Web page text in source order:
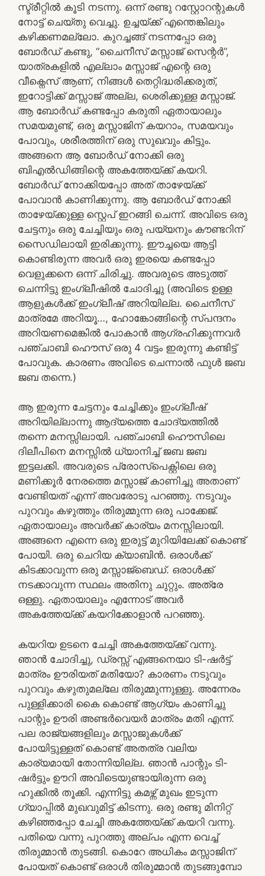
സ്ട്രീറ്റിൽ കൂടി നടന്നു. ഒന്ന് രണ്ടു റസ്റ്റോറന്റുകൾ
നോട്ട് ചെയ്തു വെച്ചു. ഉച്ചയ്ക്ക് എന്തെങ്കിലും
കഴിക്കണമല്ലോ. കുറച്ചങ്ങ് നടന്നപ്പോ ഒരു
ബോർഡ് കണ്ടു, “ചൈനീസ് മസ്സാജ് സെന്റർ”,
യാത്രകളിൽ എല്ലാം മസ്സാജ് എന്റെ ഒരു
വീക്നെസ് ആണ്, നിങ്ങൾ തെറ്റിദ്ധരിക്കരുത്,
ഇറോട്ടിക്ക് മസ്സാജ് അല്ല, ശെരിക്കുള്ള മസ്സാജ്.
ആ ബോർഡ് കണ്ടപ്പോ കരുതി ഏതായാലും
സമയമുണ്ട്, ഒരു മസ്സാജിന് കയറാം, സമയവും
പോവും, ശരീരത്തിന് ഒരു സുഖവും കിട്ടും.
അങ്ങനെ ആ ബോർഡ് നോക്കി ഒരു
ബിഎൽഡിങ്ങിന്റെ അകത്തേയ്ക്ക് കയറി.
ബോർഡ് നോക്കിയപ്പോ അത് താഴേയ്ക്ക്
പോവാൻ കാണിക്കുന്നു. ആ ബോർഡ് നോക്കി
താഴേയ്ക്കുള്ള സ്റ്റെപ് ഇറങ്ങി ചെന്ന്. അവിടെ ഒരു
ചേട്ടനും ഒരു ചേച്ചിയും ഒരു പയ്യനും കൗണ്ടറിന്
സൈഡിലായി ഇരിക്കുന്നു. ഈച്ചയെ ആട്ടി
കൊണ്ടിരുന്ന അവർ ഒരു ഇരയെ കണ്ടപ്പോ
വെളുക്കനെ ഒന്ന് ചിരിച്ചു. അവരുടെ അടുത്ത്
ചെന്നിട്ടു ഇംഗ്ലീഷിൽ ചോദിച്ചു (അവിടെ ഉള്ള
ആളുകൾക്ക് ഇംഗ്ലീഷ് അറിയില്ല. ചൈനീസ്
മാത്രമേ അറിയൂ…, ഹോങ്കോങ്ങിന്റെ സ്പന്ദനം
അറിയണമെങ്കിൽ പോകാൻ ആഗ്രഹിക്കുന്നവർ
പഞ്ചാബി ഹൌസ് ഒരു 4 വട്ടം ഇരുന്നു കണ്ടിട്ട്
പോവുക. കാരണം അവിടെ ചെന്നാൽ ഫുൾ ജബ
ജബ തന്നെ.)
ആ ഇരുന്ന ചേട്ടനും ചേച്ചിക്കും ഇംഗ്ലീഷ്
അറിയില്ലാന്നു ആദ്യത്തെ ചോദ്യത്തിൽ
തന്നെ മനസ്സിലായി. പഞ്ചാബി ഹൌസിലെ
ദിലീപിനെ മനസ്സിൽ ധ്യാനിച്ച് ജബ ജബ
ഇട്ടലക്കി. അവരുടെ പ്രോസ്‌പെക്റ്റിലെ ഒരു
മണിക്കൂർ നേരത്തെ മസ്സാജ് കാണിച്ചു അതാണ്
വേണ്ടിയത് എന്ന് അവരോടു പറഞ്ഞു. നടുവും
പുറവും കഴുത്തും തിരുമ്മുന്ന ഒരു പാക്കേജ്.
ഏതായാലും അവർക്ക് കാര്യം മനസ്സിലായി.
അങ്ങനെ എന്നെ ഒരു ഇരുട്ട് മുറിയിലേക്ക് കൊണ്ട്
പോയി. ഒരു ചെറിയ ക്യാബിൻ. ഒരാൾക്ക്
കിടക്കാവുന്ന ഒരു മസ്സാജ്ബെഡ്. ഒരാൾക്ക്
നടക്കാവുന്ന സ്ഥലം അതിനു ചുറ്റും. അത്രേ
ഒള്ളു. ഏതായാലും എന്നോട് അവർ
അകത്തേയ്ക്ക് കയറിക്കോളാൻ പറഞ്ഞു.
കയറിയ ഉടനെ ചേച്ചി അകത്തേയ്ക്ക് വന്നു.
ഞാൻ ചോദിച്ചു, ഡ്രസ്സ് എങ്ങനെയാ ടി-ഷർട്ട്
മാത്രം ഊരിയത് മതിയോ? കാരണം നടുവും
പുറവും കഴുതുമല്ലേ തിരുമ്മുന്നുള്ളു. അന്നേരം
പുള്ളിക്കാരി കൈ കൊണ്ട് ആഗ്യം കാണിച്ചു
പാന്റും ഊരി അണ്ടർവെയർ മാത്രം മതി എന്ന്.
പല രാജ്യങ്ങളിലും മസ്സാജുകൾക്ക്
പോയിട്ടുള്ളത് കൊണ്ട് അതത്ര വലിയ
കാര്യമായി തോന്നിയില്ല. ഞാൻ പാന്റും ടി-
ഷർട്ടും ഊറി അവിടെയുണ്ടായിരുന്ന ഒരു
ഹുക്കിൽ തൂക്കി. എന്നിട്ടു കമഴ്ന്ന് മുഖം ഇടുന്ന
ഗ്യാപ്പിൽ മുഖവുമിട്ട് കിടന്നു. ഒരു രണ്ടു മിനിറ്റ്
കഴിഞ്ഞപ്പോ ചേച്ചി അകത്തേയ്ക്ക് കയറി വന്നു.
പതിയെ വന്നു പുറത്തു അല്പം എന്ന വെച്ച്
തിരുമ്മാൻ തുടങ്ങി. കൊറേ അധികം മസ്സാജിന്
പോയത് കൊണ്ട് ഒരാൾ തിരുമ്മാൻ തുടങ്ങുമ്പോ